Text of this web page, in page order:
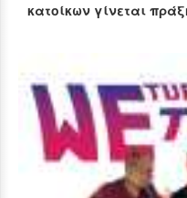
κατοίκων γίνεται